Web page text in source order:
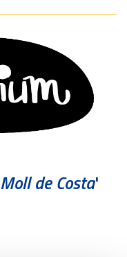
Moll de Costa'